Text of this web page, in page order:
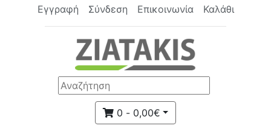
Εγγραφή Σύνδεση Επικοινωνία Καλάθι
0 - 0,00€